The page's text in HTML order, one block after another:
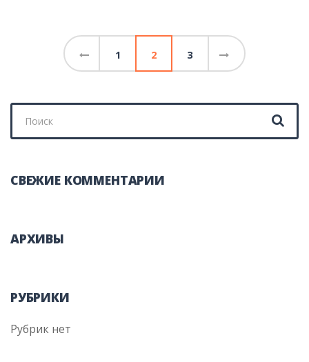
Навигация
1 2 3
для:
СВЕЖИЕ КОММЕНТАРИИ
АРХИВЫ
РУБРИКИ
Рубрик нет